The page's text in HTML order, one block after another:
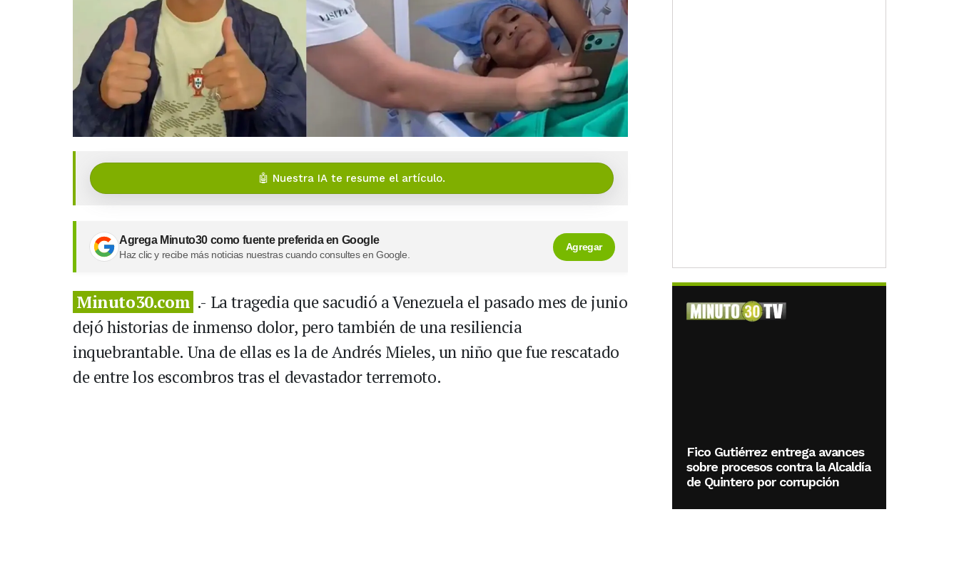
🤖 Nuestra IA te resume el artículo.
Agrega Minuto30 como fuente preferida en Google
Haz clic y recibe más noticias nuestras cuando consultes en Google.
Agregar
Minuto30.com .- La tragedia que sacudió a Venezuela el pasado mes de junio
dejó historias de inmenso dolor, pero también de una resiliencia
inquebrantable. Una de ellas es la de Andrés Mieles, un niño que fue rescatado
de entre los escombros tras el devastador terremoto.
Fico Gutiérrez entrega avances
sobre procesos contra la Alcaldía
de Quintero por corrupción